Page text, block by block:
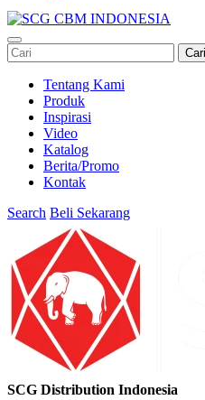
Cari
Tentang Kami
Produk
Inspirasi
Video
Katalog
Berita/Promo
Kontak
Search Beli Sekarang
SCG Distribution Indonesia